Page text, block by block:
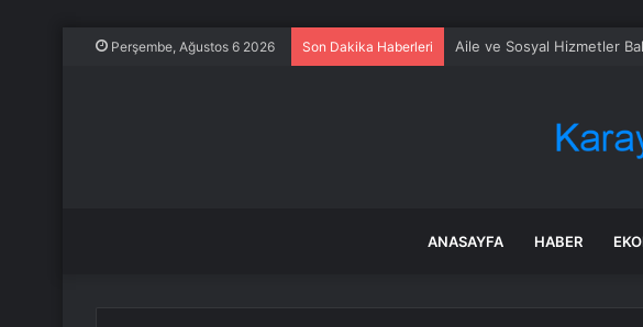
Perşembe, Ağustos 6 2026 Son Dakika Haberleri Aile ve Sosyal Hizmetler
ANASAYFA HABER